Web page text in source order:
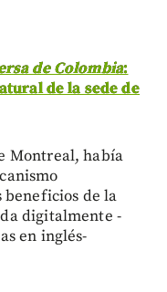
de Colombia:
de la sede de
Montreal, había
de la
digitalmente -
en inglés-